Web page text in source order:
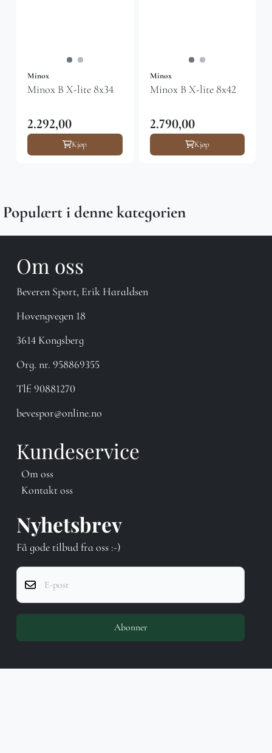
Minox
Minox B X-lite 8x34
2.292,00
Kjøp
Minox
Minox B X-lite 8x42
2.790,00
Kjøp
Populært i denne kategorien
Om oss
Beveren Sport, Erik Haraldsen
Hovengvegen 18
3614 Kongsberg
Org. nr. 958869355
Tlf: 90881270
bevespor@online.no
Kundeservice
Om oss
Kontakt oss
Nyhetsbrev
Få gode tilbud fra oss :-)
E-post
Abonner